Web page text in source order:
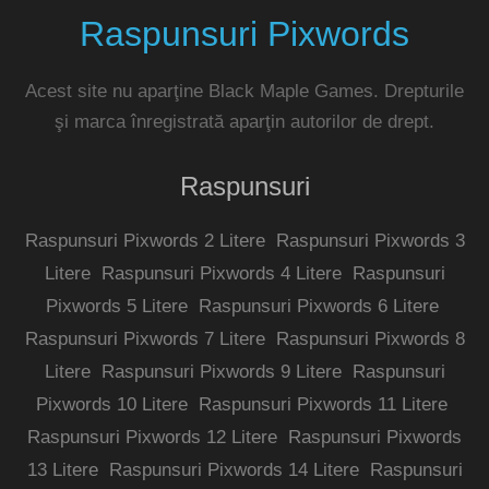
Raspunsuri Pixwords
Acest site nu aparţine Black Maple Games. Drepturile
şi marca înregistrată aparţin autorilor de drept.
Raspunsuri
Raspunsuri Pixwords 2 Litere
Raspunsuri Pixwords 3
Litere
Raspunsuri Pixwords 4 Litere
Raspunsuri
Pixwords 5 Litere
Raspunsuri Pixwords 6 Litere
Raspunsuri Pixwords 7 Litere
Raspunsuri Pixwords 8
Litere
Raspunsuri Pixwords 9 Litere
Raspunsuri
Pixwords 10 Litere Raspunsuri Pixwords 11 Litere
Raspunsuri Pixwords 12 Litere Raspunsuri Pixwords
13 Litere
Raspunsuri Pixwords 14 Litere Raspunsuri